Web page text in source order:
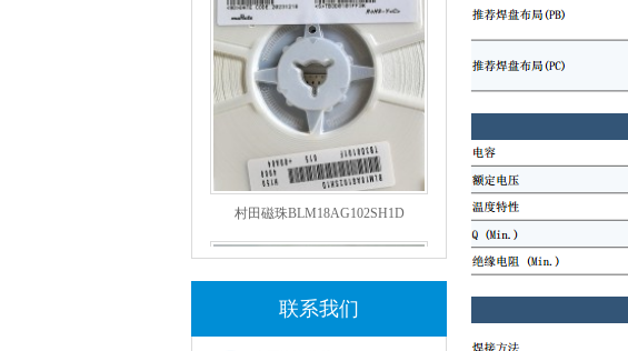
村田磁珠BLM18AG102SH1D
联系我们